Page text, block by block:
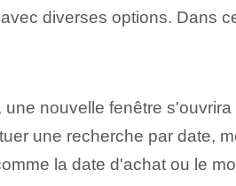
diverses options. Dans
nouvelle fenêtre
une recherche par date,
la date d'achat ou le⁢